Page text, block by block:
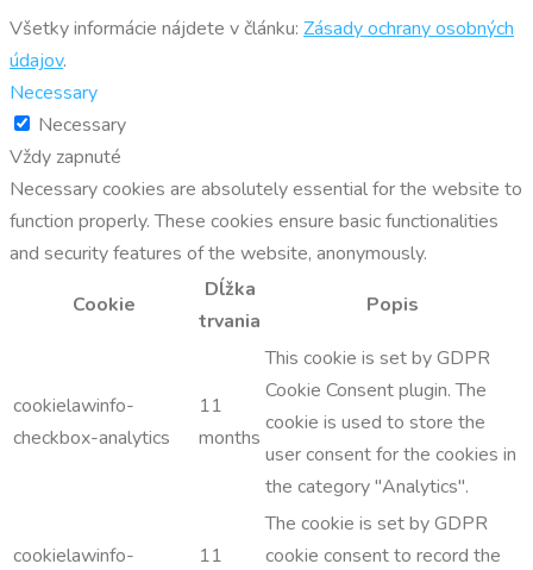
Všetky informácie nájdete v článku: Zásady ochrany osobných
údajov.
Necessary
Necessary
Vždy zapnuté
Necessary cookies are absolutely essential for the website to
function properly. These cookies ensure basic functionalities
and security features of the website, anonymously.
Cookie
Dĺžka
trvania
Popis
cookielawinfo-
checkbox-analytics
11
months
This cookie is set by GDPR
Cookie Consent plugin. The
cookie is used to store the
user consent for the cookies in
the category "Analytics".
cookielawinfo-
11
The cookie is set by GDPR
cookie consent to record the